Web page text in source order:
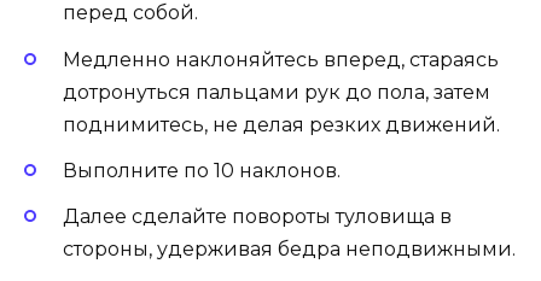
перед собой.
Медленно наклоняйтесь вперед, стараясь
дотронуться пальцами рук до пола, затем
поднимитесь, не делая резких движений.
Выполните по 10 наклонов.
Далее сделайте повороты туловища в
стороны, удерживая бедра неподвижными.